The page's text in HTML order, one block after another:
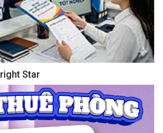
Star